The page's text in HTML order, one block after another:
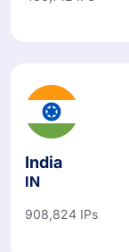
India
IN
908,824 IPs